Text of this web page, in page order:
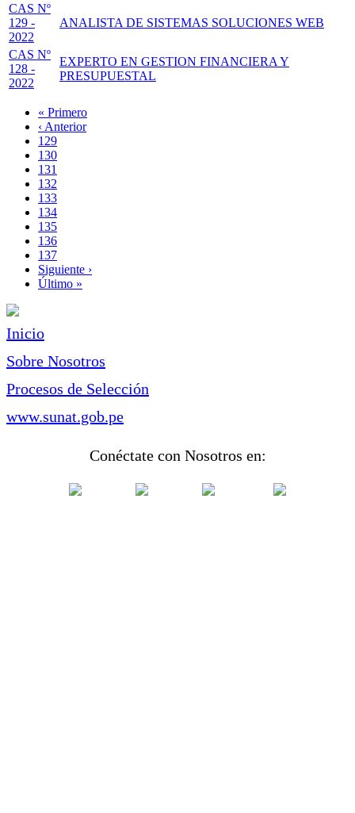
CAS Nº
129 -
2022
ANALISTA DE SISTEMAS SOLUCIONES WEB
CAS Nº
128 -
2022
EXPERTO EN GESTION FINANCIERA Y
PRESUPUESTAL
Paginación
Primera
página
« Primero
Página
anterior
‹ Anterior
Page
129
Page
130
Page
131
Page
132
Página
actual
133
Page
134
Page
135
Page
136
Page
137
Siguiente
página
Siguiente ›
Última
Último »
Inicio
Sobre Nosotros
Procesos de Selección
www.sunat.gob.pe
Conéctate con Nosotros en: